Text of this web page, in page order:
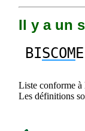
Il y a un
BISCOM E
Liste conforme
Les définitions